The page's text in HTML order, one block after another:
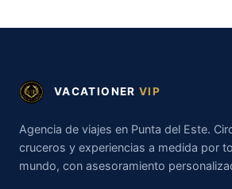
VACATIONER VIP
Agencia de viajes en Punta del Este.
cruceros y experiencias a medida por
mundo, con asesoramiento